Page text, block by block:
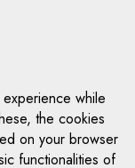
while
the cookies
on your browser
functionalities of